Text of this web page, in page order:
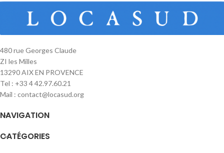
480 rue Georges Claude
ZI les Milles
13290 AIX EN PROVENCE
Tel : +33 4 42.97.60.21
Mail : contact@locasud.org
NAVIGATION
CATÉGORIES